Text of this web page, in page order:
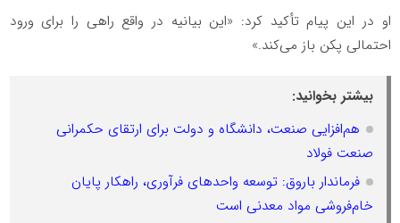
او در این پیام تأکید کرد: «این بیانیه در واقع راهی را برای ورود
احتمالی پکن باز می‌کند.»‌
بیشتر بخوانید:
هم‌افزایی صنعت، دانشگاه و دولت برای ارتقای حکمرانی
صنعت فولاد
فرماندار باروق: توسعه واحدهای فرآوری، راهکار پایان
خام‌فروشی مواد معدنی است